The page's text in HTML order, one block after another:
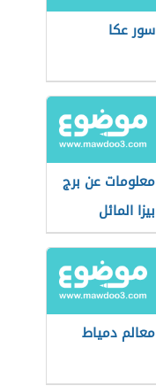
سور عكا
معلومات عن برج
بيزا المائل
معالم دمياط